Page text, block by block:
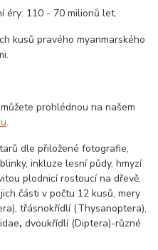
éry: 110 - 70 milionů let.
kusů pravého myanmarského
prohlédnou na našem
.
dle přiložené fotografie,
inkluze lesní půdy, hmyzí
plodnicí rostoucí na dřevě,
části v počtu 12 kusů, mery
třásnokřídlí (Thysanoptera),
,dvoukřídlí (Diptera)-různé